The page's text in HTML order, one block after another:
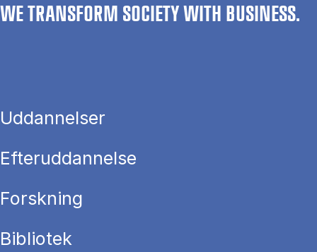
WE TRANSFORM SOCIETY WITH BUSINESS.
Uddannelser
Efteruddannelse
Forskning
Bibliotek